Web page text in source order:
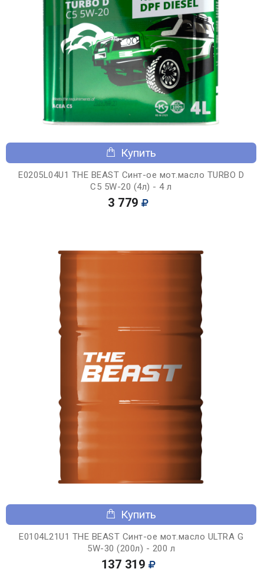
Купить
E0205L04U1 THE BEAST Синт-ое мот.масло TURBO D
C5 5W-20 (4л) - 4 л
3 779
Купить
E0104L21U1 THE BEAST Синт-ое мот.масло ULTRA G
5W-30 (200л) - 200 л
137 319